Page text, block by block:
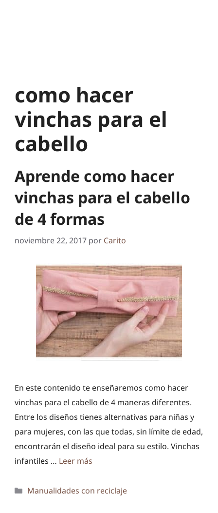
como hacer
vinchas para el
cabello
Aprende como hacer
vinchas para el cabello
de 4 formas
noviembre 22, 2017 por Carito
En este contenido te enseñaremos como hacer
vinchas para el cabello de 4 maneras diferentes.
Entre los diseños tienes alternativas para niñas y
para mujeres, con las que todas, sin límite de edad,
encontrarán el diseño ideal para su estilo. Vinchas
infantiles … Leer más
Categorías
Manualidades con reciclaje